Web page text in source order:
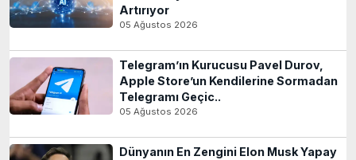
Artırıyor
05 Ağustos 2026
Telegram’ın Kurucusu Pavel Durov,
Apple Store’un Kendilerine Sormadan
Telegramı Geçic..
05 Ağustos 2026
Dünyanın En Zengini Elon Musk Yapay